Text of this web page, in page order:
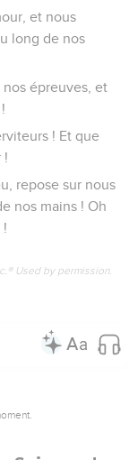
? Qui peut
d’antan que,
à David ?
et pense à
aux outrages
tu as fait oindre !
et amen !
Used by permission.